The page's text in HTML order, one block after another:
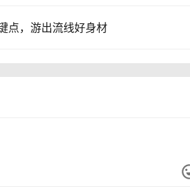
点，游出流线好身材